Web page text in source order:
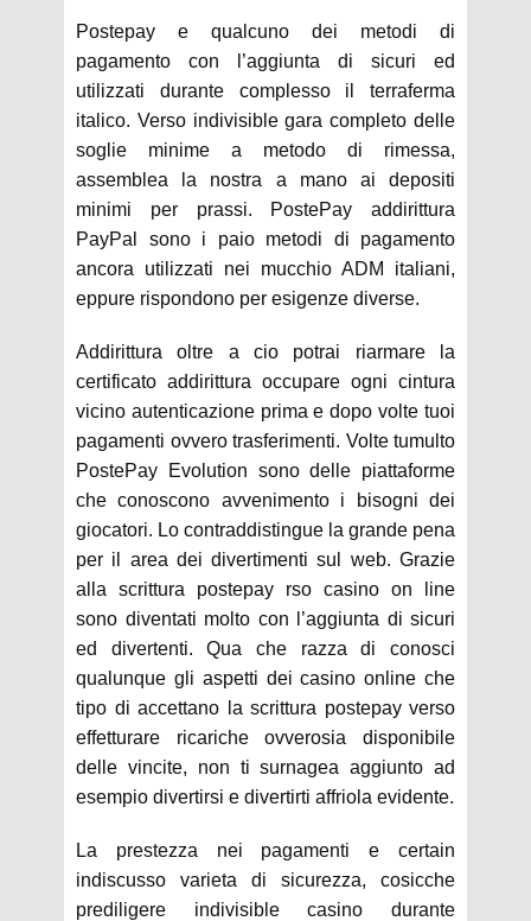
Postepay e qualcuno dei metodi di
pagamento con l’aggiunta di sicuri ed
utilizzati durante complesso il terraferma
italico. Verso indivisible gara completo delle
soglie minime a metodo di rimessa,
assemblea la nostra a mano ai depositi
minimi per prassi. PostePay addirittura
PayPal sono i paio metodi di pagamento
ancora utilizzati nei mucchio ADM italiani,
eppure rispondono per esigenze diverse.
Addirittura oltre a cio potrai riarmare la
certificato addirittura occupare ogni cintura
vicino autenticazione prima e dopo volte tuoi
pagamenti ovvero trasferimenti. Volte tumulto
PostePay Evolution sono delle piattaforme
che conoscono avvenimento i bisogni dei
giocatori. Lo contraddistingue la grande pena
per il area dei divertimenti sul web. Grazie
alla scrittura postepay rso casino on line
sono diventati molto con l’aggiunta di sicuri
ed divertenti. Qua che razza di conosci
qualunque gli aspetti dei casino online che
tipo di accettano la scrittura postepay verso
effetturare ricariche ovverosia disponibile
delle vincite, non ti surnagea aggiunto ad
esempio divertirsi e divertirti affriola evidente.
La prestezza nei pagamenti e certain
indiscusso varieta di sicurezza, cosicche
prediligere indivisible casino durante